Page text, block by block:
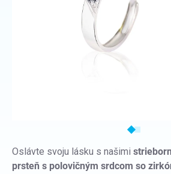
Oslávte svoju lásku s našimi
prsteň s polovičným srdcom so